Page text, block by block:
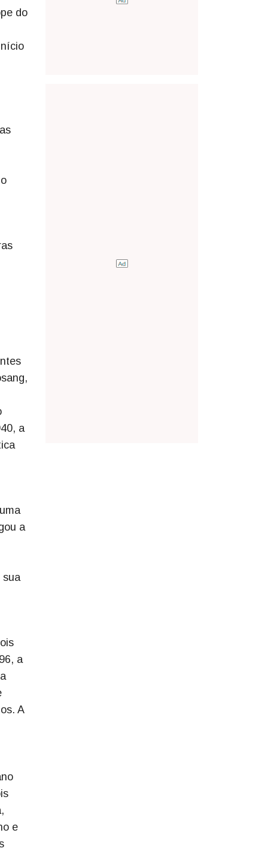
do
a
a
sua
a
A
e